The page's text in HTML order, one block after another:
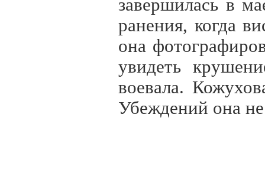
завершилась в
ранения, когда
она
увидеть
воевала.
Убеждений она